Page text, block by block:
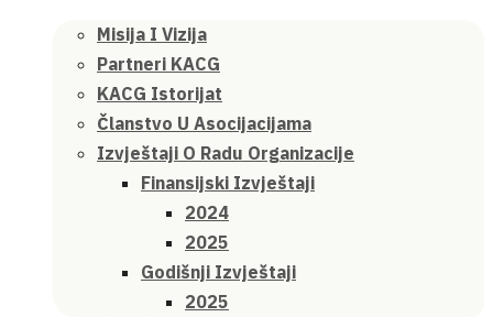
Misija I Vizija
Partneri KACG
KACG Istorijat
Članstvo U Asocijacijama
Izvještaji O Radu Organizacije
Finansijski Izvještaji
2024
2025
Godišnji Izvještaji
2025